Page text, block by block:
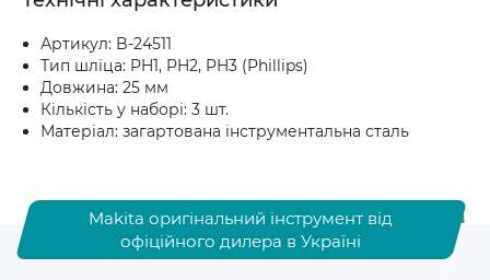
Артикул: B-24511
Тип шліца: PH1, PH2, PH3 (Phillips)
Довжина: 25 мм
Кількість у наборі: 3 шт.
Матеріал: загартована інструментальна сталь
Makita оригінальний інструмент від
офіційного дилера в Україні